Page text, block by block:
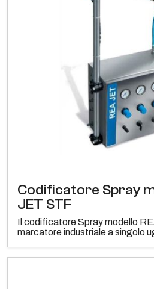
Codificatore Spray
JET STF
Il codificatore Spray modello
marcatore industriale a singolo